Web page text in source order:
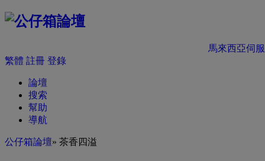
馬來西亞伺
繁體 註冊 登錄
論壇
搜索
幫助
導航
公仔箱論壇» 茶香四溢